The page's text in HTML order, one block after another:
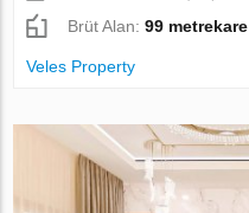
Brüt Alan:99 metrekare
Veles Property